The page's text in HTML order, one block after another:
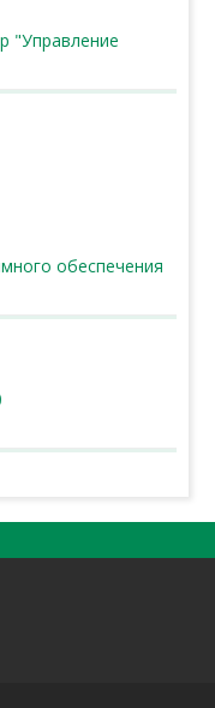
"Управление
обеспечения